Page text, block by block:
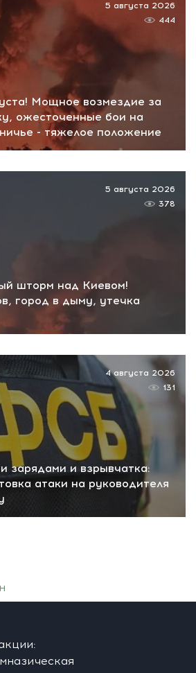
Мощное возмездие за
ожесточенные бои на
- тяжелое положение
5 августа 2026
444
шторм над Киевом!
город в дыму, утечка
5 августа 2026
378
зарядами и взрывчатка:
атаки на руководителя
4 августа 2026
131